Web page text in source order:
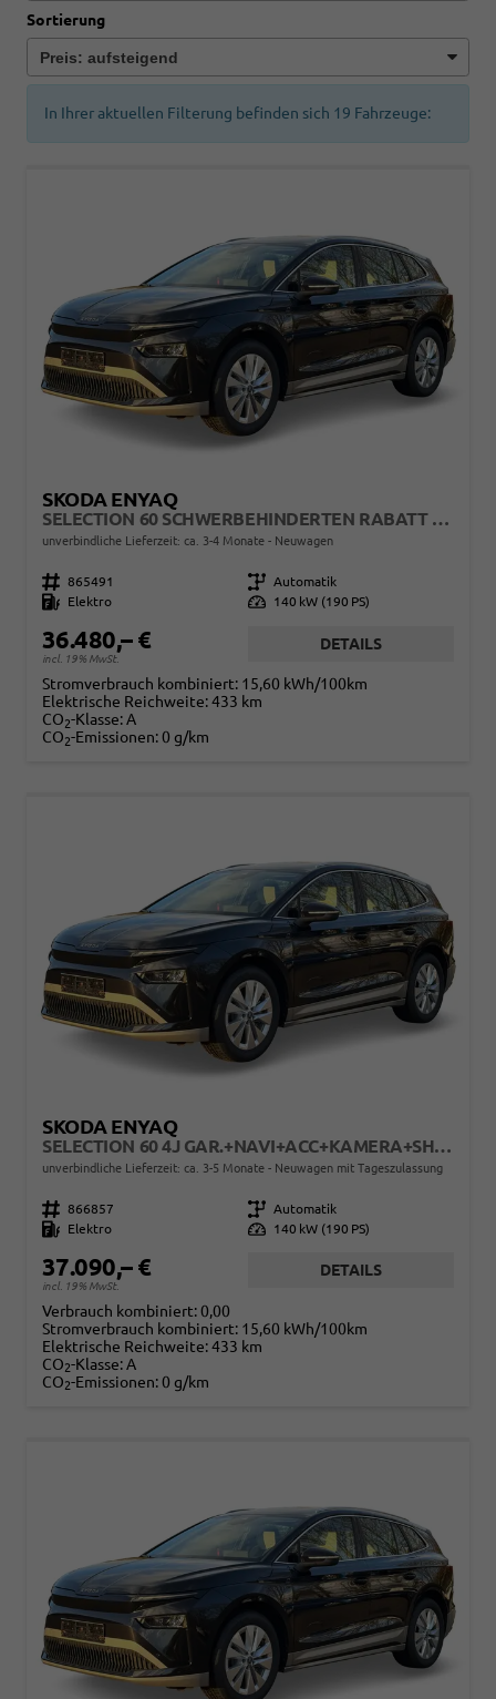
Sortierung
In Ihrer aktuellen Filterung befinden sich 19 Fahrzeuge:
SKODA ENYAQ
SELECTION 60 SCHWERBEHINDERTEN RABATT - GDB 50% FÖRDERFÄHIG
unverbindliche Lieferzeit: ca. 3-4 Monate Neuwagen
Fahrzeugnr. 865491 Getriebe Automatik
Kraftstoff
Elektro Leistung 140 kW (190 PS)
36.480,– €
incl. 19% MwSt.
DETAILS
Stromverbrauch kombiniert: 15,60 kWh/100km
Elektrische Reichweite:433 km
CO2-Klasse:A
CO2-Emissionen:0 g/km
SKODA ENYAQ
SELECTION 60 4J GAR.+NAVI+ACC+KAMERA+SHZ+19" ALU+KESSY+LED+KLIMA
unverbindliche Lieferzeit: ca. 3-5 Monate Neuwagen mit Tageszulassung
Fahrzeugnr. 866857 Getriebe Automatik
Kraftstoff
Elektro Leistung 140 kW (190 PS)
37.090,– €
incl. 19% MwSt.
DETAILS
Verbrauch kombiniert:0,00
Stromverbrauch kombiniert: 15,60 kWh/100km
Elektrische Reichweite:433 km
CO2-Klasse:A
CO2-Emissionen:0 g/km